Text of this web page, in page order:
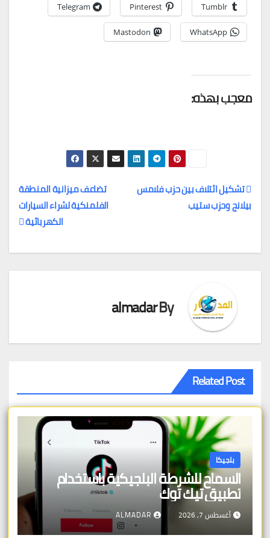
Tumblr
Pinterest
Telegram
WhatsApp
Mastodon
معجب بهذه:
تصفّح
تضاعف ميزانية المنطقة
الفلمنكية لشراء السيارات
الكهربائية
تشكيل ائتلاف بين حزب فلامس
بيلانج وحزب ستيب
By
almadar
Related Post
بلجيكا
السماح للشرطة البلجيكية باستخدام
تطبيق تيك توك
أغسطس 7, 2026 ALMADAR